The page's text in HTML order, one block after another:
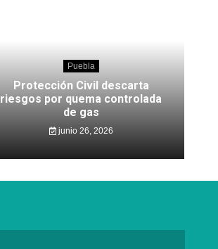
Puebla
Protección Civil descarta
riesgos por quema controlada
de gas
junio 26, 2026